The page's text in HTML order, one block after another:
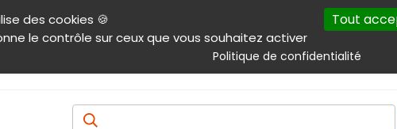
des cookies 🍪
le contrôle sur ceux que vous souhaitez activer
Tout
Politique de confidentialité
Menu principal Autres services
Produits & services Emploi Droit